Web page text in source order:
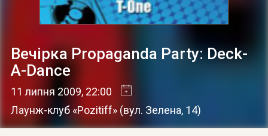
Вечірка Propaganda Party: Deck-
A-Dance
11 липня 2009, 22:00
Лаунж-клуб «Pozitiff» (вул. Зелена, 14)